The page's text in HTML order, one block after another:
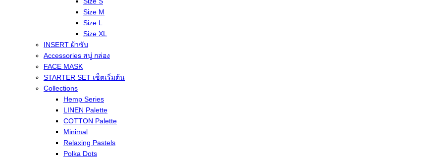
Size M
Size L
Size XL
INSERT ผ้าซับ
Accessories สบู่ กล่อง
FACE MASK
STARTER SET เซ็ตเริ่มต้น
Collections
Hemp Series
LINEN Palette
COTTON Palette
Minimal
Relaxing Pastels
Polka Dots